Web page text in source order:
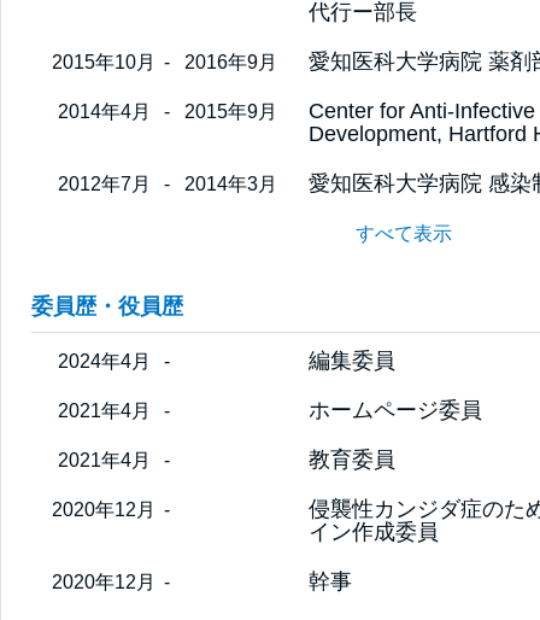
代行ー部長
2015年10月 - 2016年9月 愛知医科大学病院 薬剤
2014年4月 - 2015年9月
Center for Anti-
Development, Hartford
2012年7月 - 2014年3月 愛知医科大学病院 感
すべて表示
委員歴・役員歴
2024年4月 - 編集委員
2021年4月 - ホームページ委員
2021年4月 - 教育委員
2020年12月 -
侵襲性カンジダ症のた
イン作成委員
2020年12月 - 幹事